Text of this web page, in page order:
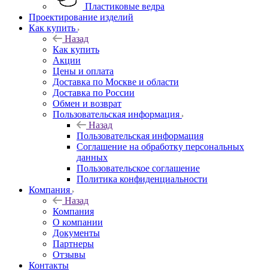
Пластиковые ведра
Проектирование изделий
Как купить
Назад
Как купить
Акции
Цены и оплата
Доставка по Москве и области
Доставка по России
Обмен и возврат
Пользовательская информация
Назад
Пользовательская информация
Соглашение на обработку персональных
данных
Пользовательское соглашение
Политика конфиденциальности
Компания
Назад
Компания
О компании
Документы
Партнеры
Отзывы
Контакты